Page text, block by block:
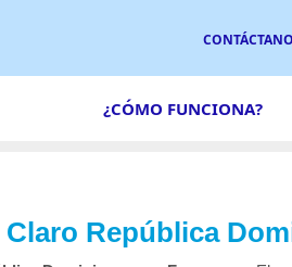
¿CÓMO FUNCIONA?
Claro República